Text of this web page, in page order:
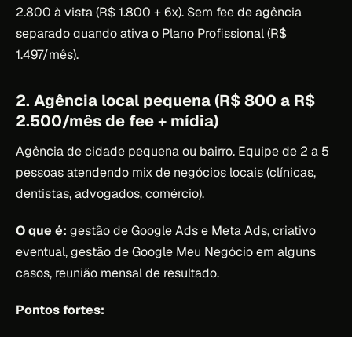
2.800 à vista (R$ 1.800 + 6x). Sem fee de agência
separado quando ativa o Plano Profissional (R$
1.497/mês).
2. Agência local pequena (R$ 800 a R$
2.500/mês de fee + mídia)
Agência de cidade pequena ou bairro. Equipe de 2 a 5
pessoas atendendo mix de negócios locais (clínicas,
dentistas, advogados, comércio).
O que é: gestão de Google Ads e Meta Ads, criativo
eventual, gestão de Google Meu Negócio em alguns
casos, reunião mensal de resultado.
Pontos fortes: